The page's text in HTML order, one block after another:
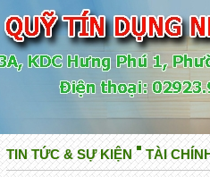
TIN TỨC & SỰ KIỆN TÀI